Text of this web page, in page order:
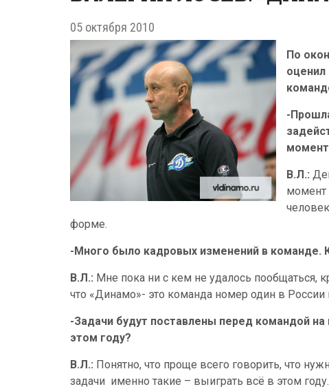
05 октября 2010
По
оценил
-
В.Л.:
момент
форме.
-Много было кадровых изменений в команде.
В.Л.: Мне пока ни с кем не удалось пообщаться,
что «Динамо»- это команда номер один в
-Задачи будут поставлены перед командой
этом году?
В.Л.: Понятно, что проще всего говорить, что
задачи именно такие – выиграть всё в этом году.